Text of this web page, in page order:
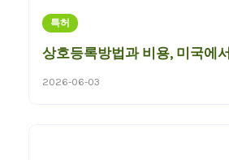
특허
상호등록방법과 비용, 미국에
2026-06-03